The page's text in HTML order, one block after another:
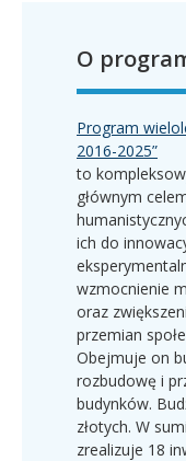
O
Program
2016-2025”
to
głównym
ich do
wzmocnienie
oraz
przemian
Obejmuje on
rozbudowę i
budynków.
złotych. W
zrealizuje 18